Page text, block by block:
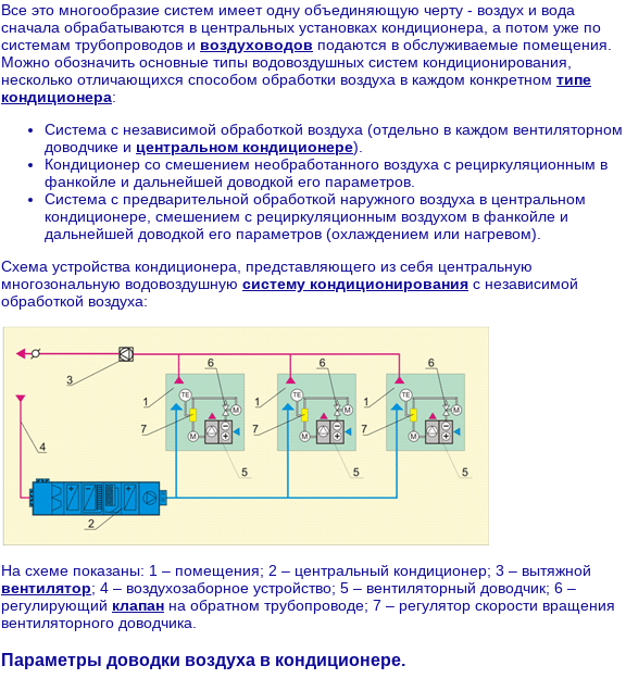
Все это многообразие систем имеет одну объединяющую черту - воздух и вода
сначала обрабатываются в центральных установках кондиционера, а потом уже по
системам трубопроводов и воздуховодов подаются в обслуживаемые помещения.
Можно обозначить основные типы водовоздушных систем кондиционирования,
несколько отличающихся способом обработки воздуха в каждом конкретном типе
кондиционера:
Система с независимой обработкой воздуха (отдельно в каждом вентиляторном
доводчике и центральном кондиционере).
Кондиционер со смешением необработанного воздуха с рециркуляционным в
фанкойле и дальнейшей доводкой его параметров.
Система с предварительной обработкой наружного воздуха в центральном
кондиционере, смешением с рециркуляционным воздухом в фанкойле и
дальнейшей доводкой его параметров (охлаждением или нагревом).
Схема устройства кондиционера, представляющего из себя центральную
многозональную водовоздушную систему кондиционирования с независимой
обработкой воздуха:
На схеме показаны: 1 – помещения; 2 – центральный кондиционер; 3 – вытяжной
вентилятор; 4 – воздухозаборное устройство; 5 – вентиляторный доводчик; 6 –
регулирующий клапан на обратном трубопроводе; 7 – регулятор скорости вращения
вентиляторного доводчика.
Параметры доводки воздуха в кондиционере.